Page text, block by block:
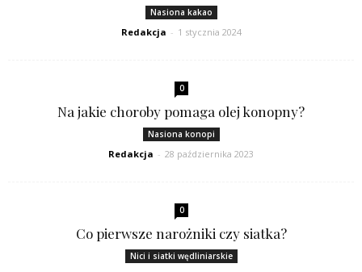
Nasiona kakao
Redakcja - 1 stycznia 2024
0
Na jakie choroby pomaga olej konopny?
Nasiona konopi
Redakcja - 28 października 2023
0
Co pierwsze narożniki czy siatka?
Nici i siatki wędliniarskie